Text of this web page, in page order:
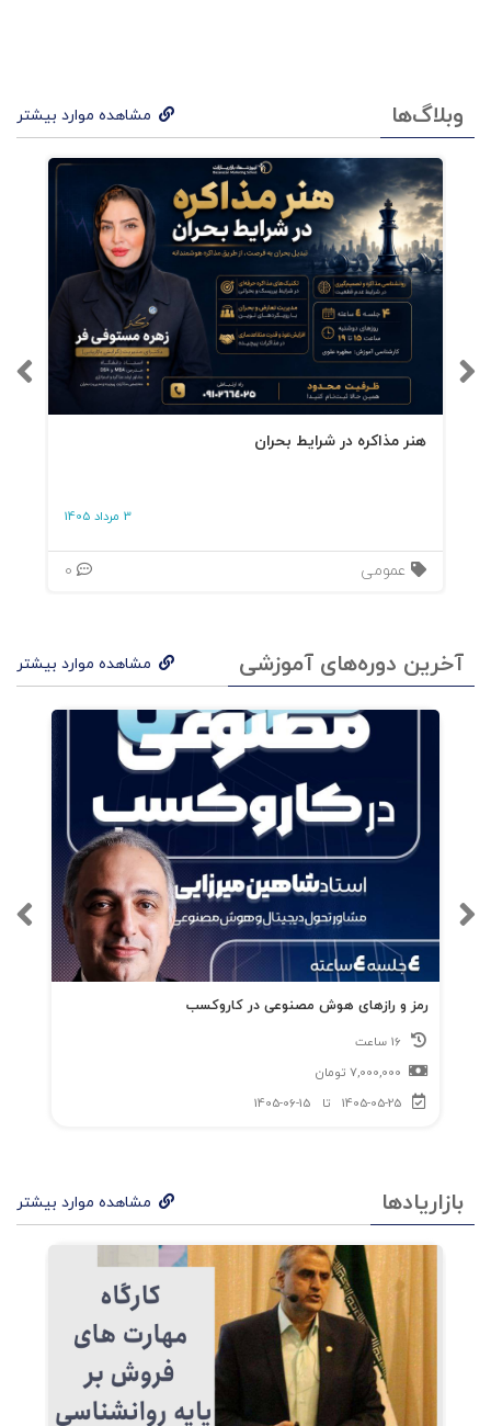
وبلاگ‌ها مشاهده موارد بیشتر
هنر مذاکره در شرایط بحران
3 مرداد 1405
عمومی
آخرین دوره‌های آموزشی مشاهده موارد بیشتر
رمز و رازهای هوش مصنوعی در کاروکسب
7,000,000 تومان
1405-05-25
تا 1405-06-15
بازاریادها مشاهده موارد بیشتر